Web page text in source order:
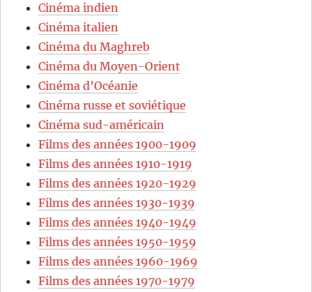
Cinéma indien
Cinéma italien
Cinéma du Maghreb
Cinéma du Moyen-Orient
Cinéma d’Océanie
Cinéma russe et soviétique
Cinéma sud-américain
Films des années 1900-1909
Films des années 1910-1919
Films des années 1920-1929
Films des années 1930-1939
Films des années 1940-1949
Films des années 1950-1959
Films des années 1960-1969
Films des années 1970-1979